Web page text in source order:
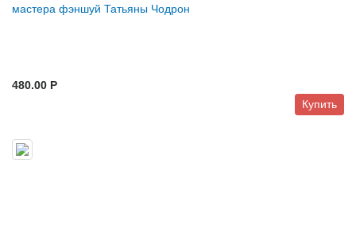
мастера фэншуй Татьяны Чодрон
480.00 P
Купить